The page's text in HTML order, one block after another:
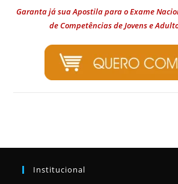
Garanta já sua Apostila para o Exame
de Competências de Jovens e
Institucional